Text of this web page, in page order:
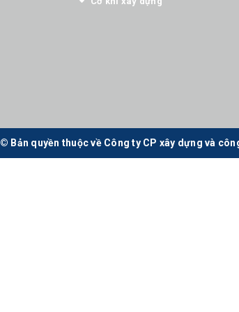
© Bản quyền thuộc về Công ty CP xây dựng và